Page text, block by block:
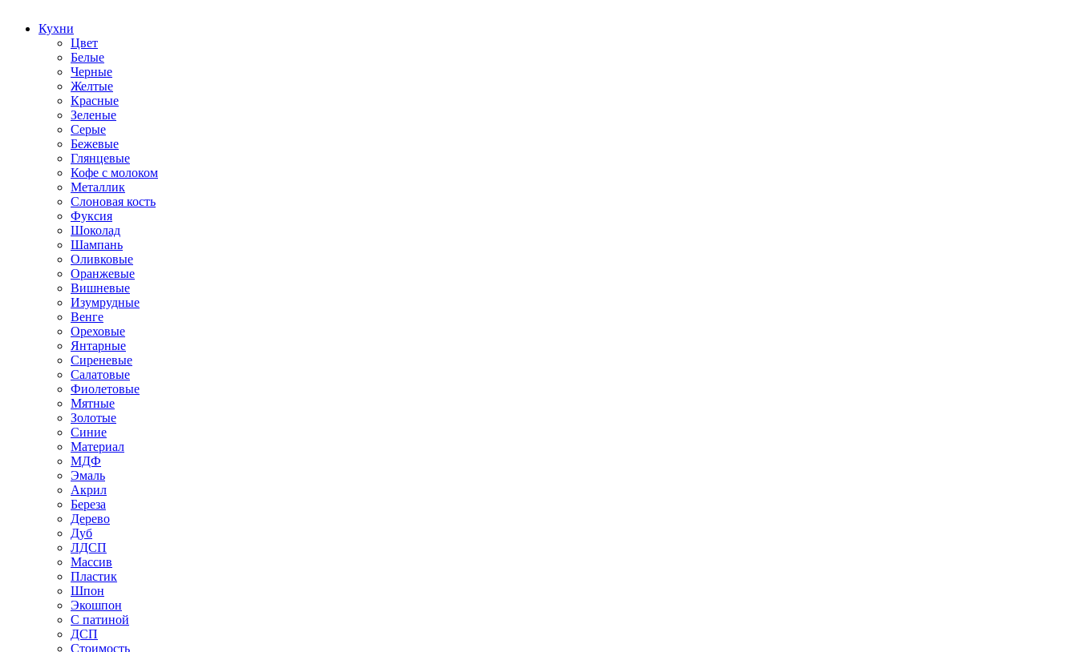
Кухни
Цвет
Белые
Черные
Желтые
Красные
Зеленые
Серые
Бежевые
Глянцевые
Кофе с молоком
Металлик
Слоновая кость
Фуксия
Шоколад
Шампань
Оливковые
Оранжевые
Вишневые
Изумрудные
Венге
Ореховые
Янтарные
Сиреневые
Салатовые
Фиолетовые
Мятные
Золотые
Синие
Материал
МДФ
Эмаль
Акрил
Береза
Дерево
Дуб
ЛДСП
Массив
Пластик
Шпон
Экошпон
С патиной
ДСП
Стоимость